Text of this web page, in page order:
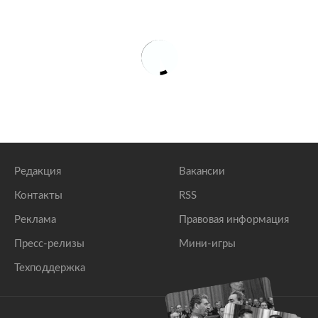
Редакция
Контакты
Реклама
Пресс-релизы
Техподдержка
Вакансии
RSS
Правовая информация
Мини-игры